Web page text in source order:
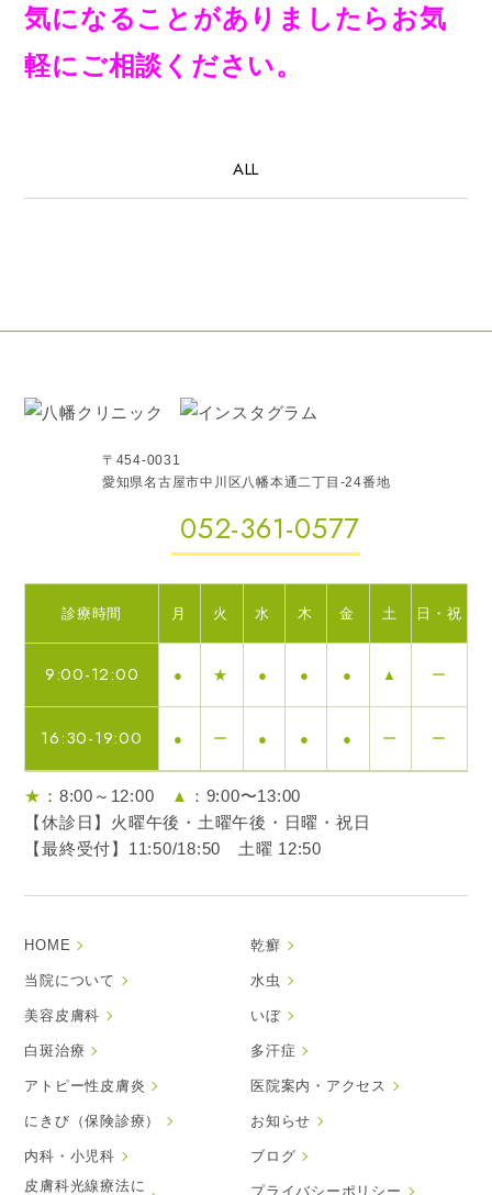
気になることがありましたらお気
軽にご相談ください。
ALL
〒454-0031
愛知県名古屋市中川区八幡本通二丁目-24番地
052-361-0577
診療時間 月 火 水 木 金 土 日・祝
9:00-12:00 ● ★ ● ● ● ▲ ー
16:30-19:00 ● ー ● ● ● ー ー
★ ：8:00～12:00 ▲ ：9:00〜13:00
【休診日】火曜午後・土曜午後・日曜・祝日
【最終受付】11:50/18:50 土曜 12:50
HOME
当院について
美容皮膚科
白斑治療
乾癬
水虫
いぼ
多汗症
アトピー性皮膚炎
にきび（保険診療）
内科・小児科
皮膚科光線療法に
医院案内・アクセス
お知らせ
ブログ
プライバシーポリシー